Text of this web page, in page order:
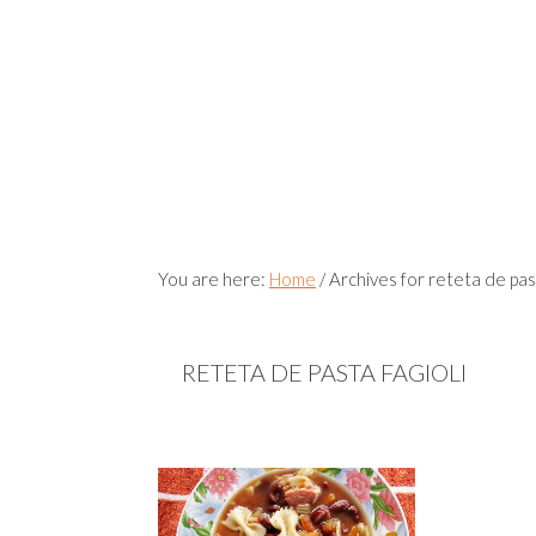
You are here: Home /Archives for reteta de
RETETA DE PASTA FAGIOLI